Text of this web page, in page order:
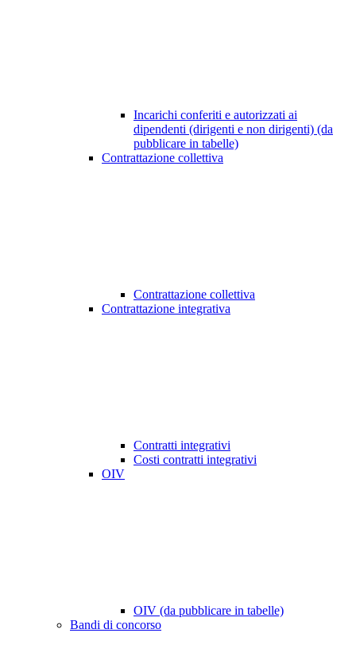
Incarichi conferiti e autorizzati ai
dipendenti (dirigenti e non dirigenti) (da
pubblicare in tabelle)
Contrattazione collettiva
Contrattazione collettiva
Contrattazione integrativa
Contratti integrativi
Costi contratti integrativi
OIV
OIV (da pubblicare in tabelle)
Bandi di concorso